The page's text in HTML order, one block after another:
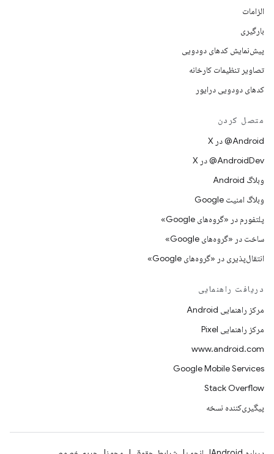
الزامات
بارگیری
پیش‌نمایش کدهای دودویی
تصاویر تنظیمات کارخانه
کدهای دودویی درایور
متصل کردن
‫‎@Android در X
‫‎@AndroidDev در X
وبلاگ Android
وبلاگ امنیت Google
پلتفورم در «گروه‌های Google»
ساخت در «گروه‌های Google»
انتقال‌پذیری در «گروه‌های Google»
دریافت راهنمایی
مرکز راهنمایی Android
مرکز راهنمایی Pixel
www.android.com
Google Mobile Services
Stack Overflow
پیگیری‌کننده نسخه